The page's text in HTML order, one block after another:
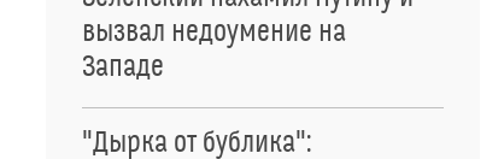
вызвал недоумение на
Западе
"Дырка от бублика":